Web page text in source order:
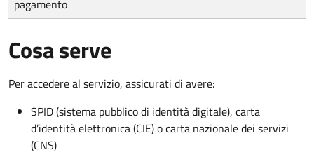
pagamento
Cosa serve
Per accedere al servizio, assicurati di avere:
SPID (sistema pubblico di identità digitale), carta
d’identità elettronica (CIE) o carta nazionale dei servizi
(CNS)